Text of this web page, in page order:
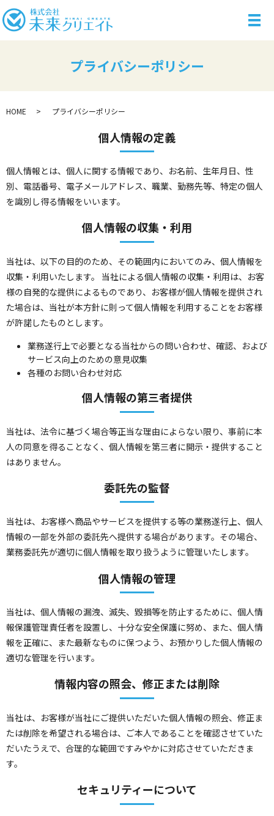
メ
プライバシーポリシー
HOME プライバシーポリシー
個人情報の定義
個人情報とは、個人に関する情報であり、お名前、生年月日、性
別、電話番号、電子メールアドレス、職業、勤務先等、特定の個人
を識別し得る情報をいいます。
個人情報の収集・利用
当社は、以下の目的のため、その範囲内においてのみ、個人情報を
収集・利用いたします。 当社による個人情報の収集・利用は、お客
様の自発的な提供によるものであり、お客様が個人情報を提供され
た場合は、当社が本方針に則って個人情報を利用することをお客様
が許諾したものとします。
業務遂行上で必要となる当社からの問い合わせ、確認、および
サービス向上のための意見収集
各種のお問い合わせ対応
個人情報の第三者提供
当社は、法令に基づく場合等正当な理由によらない限り、事前に本
人の同意を得ることなく、個人情報を第三者に開示・提供すること
はありません。
委託先の監督
当社は、お客様へ商品やサービスを提供する等の業務遂行上、個人
情報の一部を外部の委託先へ提供する場合があります。その場合、
業務委託先が適切に個人情報を取り扱うように管理いたします。
個人情報の管理
当社は、個人情報の漏洩、滅失、毀損等を防止するために、個人情
報保護管理責任者を設置し、十分な安全保護に努め、また、個人情
報を正確に、また最新なものに保つよう、お預かりした個人情報の
適切な管理を行います。
情報内容の照会、修正または削除
当社は、お客様が当社にご提供いただいた個人情報の照会、修正ま
たは削除を希望される場合は、ご本人であることを確認させていた
だいたうえで、合理的な範囲ですみやかに対応させていただきま
す。
セキュリティーについて